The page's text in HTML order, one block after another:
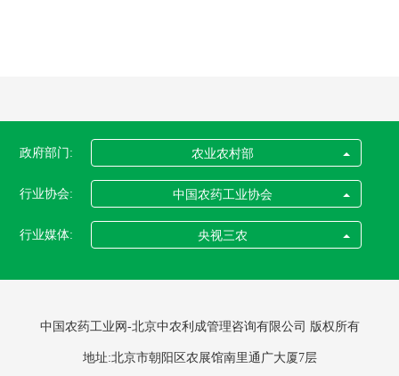
政府部门: 农业农村部
行业协会: 中国农药工业协会
行业媒体: 央视三农
中国农药工业网-北京中农利成管理咨询有限公司 版权所有
地址:北京市朝阳区农展馆南里通广大厦7层